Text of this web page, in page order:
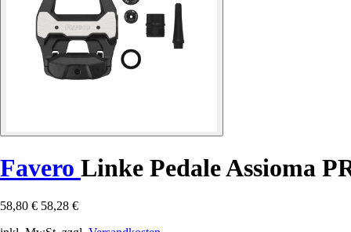
Favero Linke Pedale Assioma
58,80 € 58,28 €